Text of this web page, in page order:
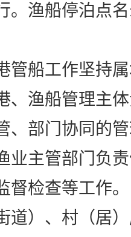
。渔船停泊点
船工作坚持属
、渔船管理主
、部门协同的
主管部门负责
督检查等工作。
道）、村（居